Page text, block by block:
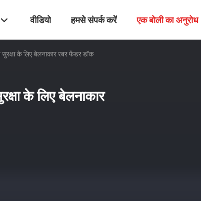
वीडियो हमसे संपर्क करें एक बोली का अनुरोध
के लिए बेलनाकार रबर फेंडर डॉक
के लिए बेलनाकार